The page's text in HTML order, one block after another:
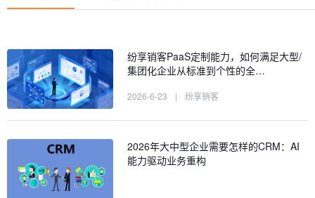
纷享销客PaaS定制能力，如何满足大型/
集团化企业从标准到个性的全…
2026-6-23 | 纷享销客
2026年大中型企业需要怎样的CRM：AI
能力驱动业务重构